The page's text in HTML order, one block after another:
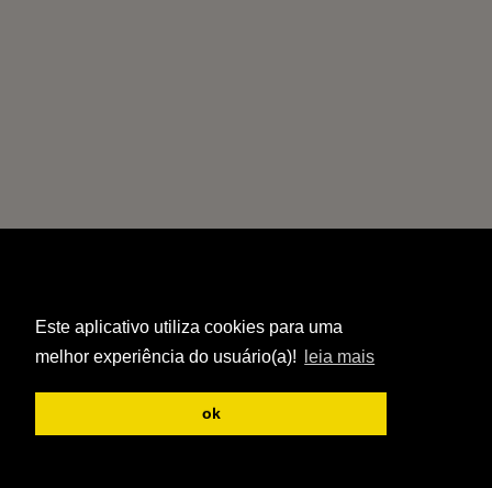
Este aplicativo utiliza cookies para uma
melhor experiência do usuário(a)!
leia mais
ok